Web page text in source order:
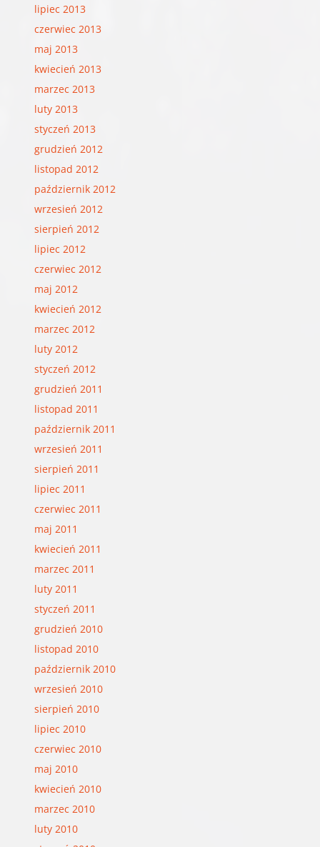
lipiec 2013
czerwiec 2013
maj 2013
kwiecień 2013
marzec 2013
luty 2013
styczeń 2013
grudzień 2012
listopad 2012
październik 2012
wrzesień 2012
sierpień 2012
lipiec 2012
czerwiec 2012
maj 2012
kwiecień 2012
marzec 2012
luty 2012
styczeń 2012
grudzień 2011
listopad 2011
październik 2011
wrzesień 2011
sierpień 2011
lipiec 2011
czerwiec 2011
maj 2011
kwiecień 2011
marzec 2011
luty 2011
styczeń 2011
grudzień 2010
listopad 2010
październik 2010
wrzesień 2010
sierpień 2010
lipiec 2010
czerwiec 2010
maj 2010
kwiecień 2010
marzec 2010
luty 2010